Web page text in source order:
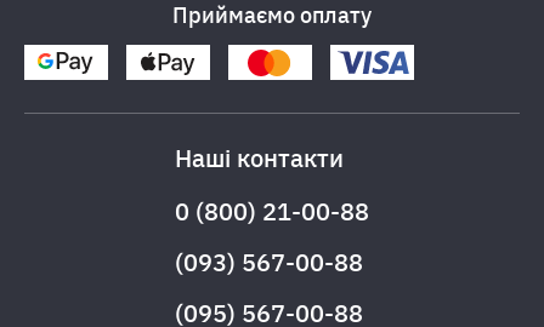
Приймаємо оплату
Наші контакти
0 (800) 21-00-88
(093) 567-00-88
(095) 567-00-88